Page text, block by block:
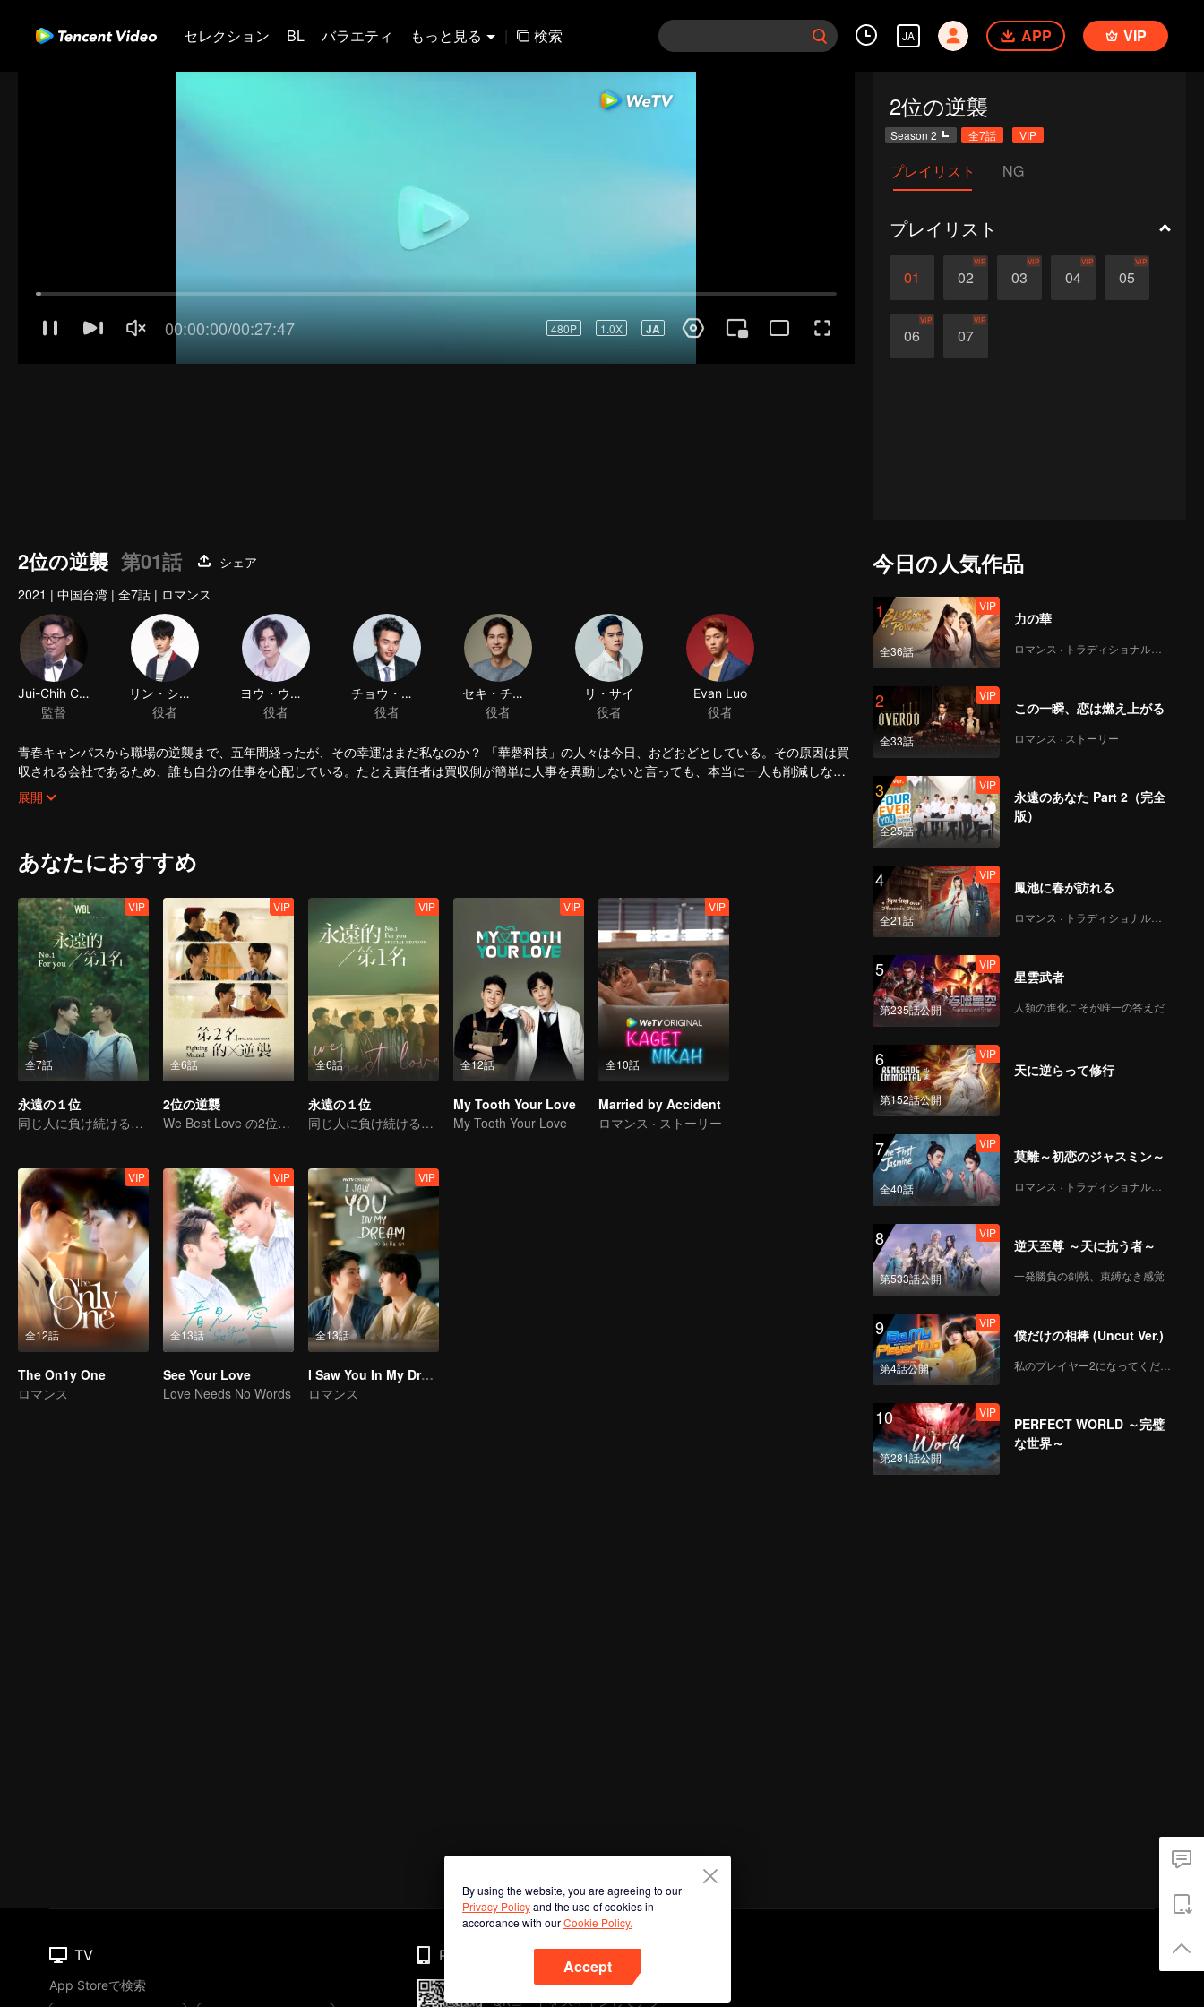
セレクション BL バラエティ もっと見る | 検索 JA APP VIP
2位の逆襲
Season 2 全7話 VIP
プレイリスト NG
プレイリスト
01 02
VIP
03
VIP
04
VIP
05
VIP
06
VIP
07
VIP
2位の逆襲 第01話
シェア
2021 | 中国台湾 | 全7話 | ロマンス
Jui-Chih Chiang
監督
リン・シコウ
役者
ヨウ・ウトウ
役者
青春キャンパスから職場の逆襲まで、五年間経ったが、その幸運はまだ私なのか？ 「華磬科技」の人々は今日、おどおどとしている。その原因は買
収される会社であるため、誰も自分の仕事を心配している。たとえ責任者は買収側が簡単に人事を異動しないと言っても、本当に一人も削減しない
と保証できない。さらに整合に派遣されている担当者は人を殺してもまばたきもしないような冷酷な人だと聞いて、もっと心配することになる。
シュウ・ショイツは怒り目で、気楽ようなコウ・シトクに睨んでいて、五年の間に、二人の男の子が男に成長した。シュウ・ショイツは若い時の軽
はずみの感情を十分に認識できて、负けず嫌いな彼は気がないなら、別れると決めた。五年後、二人は意外に出会えて、シュウ・ショイツは買収側
展開
あなたにおすすめ
全7話
VIP
永遠の１位
同じ人に負け続けるってどんな気持ちなのか？
全6話
VIP
2位の逆襲
We Best Love の2位の逆襲
全6話
VIP
永遠の１位
同じ人に負け続けるってどんな気持ちなのか？
全12話
VIP
My Tooth Your Love
My Tooth Your Love
全10話
VIP
Married by Accident
ロマンス · ストーリー
全12話
VIP
The On1y One
ロマンス
全13話
VIP
See Your Love
Love Needs No Words
全13話
VIP
I Saw You In My Dream
ロマンス
今日の人気作品
1
全36話
VIP
力の華
ロマンス · トラディショナル・コスチューム
2
全33話
VIP
この一瞬、恋は燃え上がる
ロマンス · ストーリー
3
全25話
VIP
永遠のあなた Part 2（完全
版）
4
全21話
VIP
鳳池に春が訪れる
ロマンス · トラディショナル・コスチューム
5
第235話公開
VIP
星雲武者
人類の進化こそが唯一の答えだ
6
第152話公開
VIP
天に逆らって修行
7
全40話
VIP
莫離～初恋のジャスミン～
ロマンス · トラディショナル・コスチューム
8
第533話公開
VIP
逆天至尊 ～天に抗う者～
一発勝負の剣戟、束縛なき感覚
9
第4話公開
VIP
僕だけの相棒 (Uncut Ver.)
私のプレイヤー2になってください
10
第281話公開
VIP
PERFECT WORLD ～完璧
な世界～
By using the website, you are agreeing to our
Privacy Policyand the use of cookies in
accordance with ourCookie Policy.
Accept
TV
App Storeで検索
Phone
QRコードをスキャンしてアプ